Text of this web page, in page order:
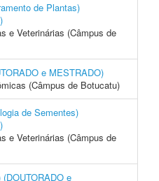
de Plantas)
e Veterinárias (Câmpus de
e MESTRADO)
(Câmpus de Botucatu)
de Sementes)
e Veterinárias (Câmpus de
e